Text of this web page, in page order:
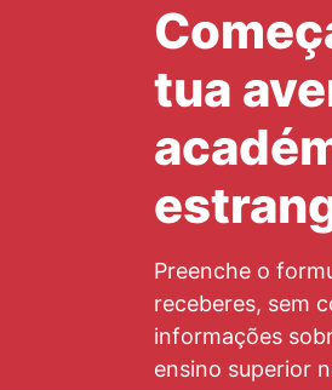
tua
Preenche o
receberes, sem
informações
ensino superior